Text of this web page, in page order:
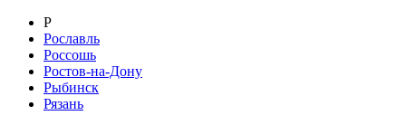
Р
Рославль
Россошь
Ростов-на-Дону
Рыбинск
Рязань